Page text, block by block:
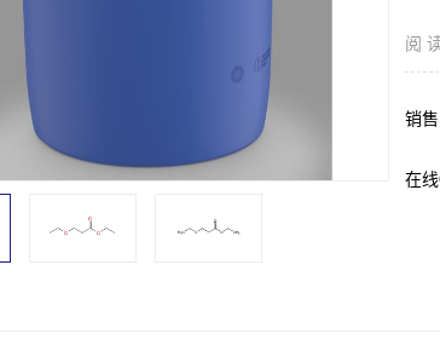
阅
销售
在线